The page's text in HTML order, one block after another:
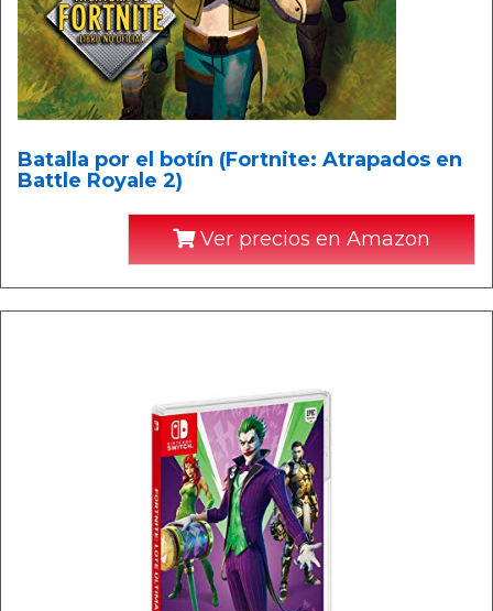
Batalla por el botín (Fortnite: Atrapados en
Battle Royale 2)
Ver precios en Amazon